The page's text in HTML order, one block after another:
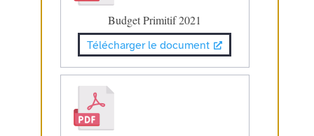
Budget Primitif 2021
Télécharger le document